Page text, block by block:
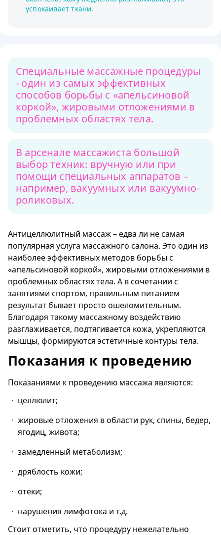
успокаивает ткани.
Специальные массажные процедуры
- один из самых эффективных
способов борьбы с «апельсиновой
коркой», жировыми отложениями в
проблемных областях тела.
В арсенале массажиста большой
выбор техник: вручную или при
помощи специальных аппаратов –
например, вакуумных или вакуумно-
роликовых.
Антицеллюлитный массаж – едва ли не самая
популярная услуга массажного салона. Это один из
наиболее эффективных методов борьбы с
«апельсиновой коркой», жировыми отложениями в
проблемных областях тела. А в сочетании с
занятиями спортом, правильным питанием
результат бывает просто ошеломительным.
Благодаря такому массажному воздействию
разглаживается, подтягивается кожа, укрепляются
мышцы, формируются эстетичные контуры тела.
Показания к проведению
Показаниями к проведению массажа являются:
целлюлит;
жировые отложения в области рук, спины, бедер,
ягодиц, живота;
замедленный метаболизм;
дряблость кожи;
отеки;
нарушения лимфотока и т.д.
Стоит отметить, что процедуру нежелательно